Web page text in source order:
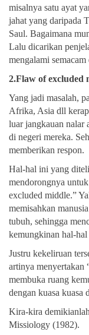
misalnya satu ayat
jahat yang daripada
Saul. Bagaimana
Lalu dicarikan
mengalami
2.Flaw of excluded
Yang jadi masalah,
Afrika, Asia dll
luar jangkauan nalar
di negeri mereka.
memberikan respon.
Hal-hal ini yang
mendorongnya
excluded middle.”
memisahkan
tubuh, sehingga
kemungkinan hal-
Justru kekeliruan
artinya menyertakan
membuka ruang
dengan kuasa kuasa
Kira-kira
Missiology (1982).